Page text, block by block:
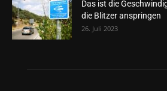
Das ist die
die Blitzer anspringen
26. Juli 2023